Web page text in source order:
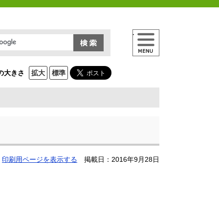
大きさ 拡大 標準
メニュー
印刷用ページを表示する 掲載日：2016年9月28日